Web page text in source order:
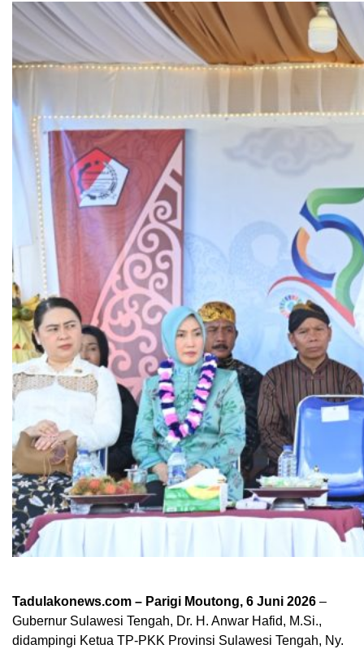
Tadulakonews.com – Parigi Moutong, 6 Juni 2026 –
Gubernur Sulawesi Tengah, Dr. H. Anwar Hafid, M.Si.,
didampingi Ketua TP-PKK Provinsi Sulawesi Tengah, Ny.